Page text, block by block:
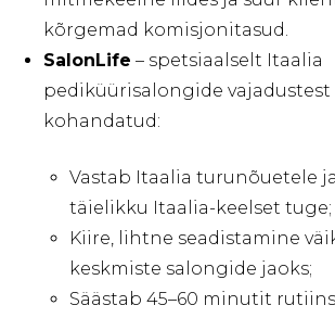
kõrgemad komisjonitasud.
SalonLife – spetsiaalselt Itaalia
pediküürisalongide
kohandatud:
Vastab Itaalia turunõuetele
täielikku Itaalia-keelset tuge;
Kiire, lihtne seadistamine
keskmiste salongide jaoks;
Säästab 45–60 minutit